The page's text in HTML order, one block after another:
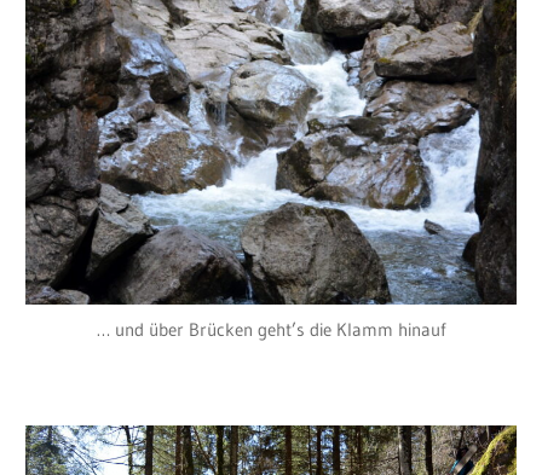
… und über Brücken geht’s die Klamm hinauf